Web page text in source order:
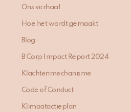
Ons verhaal
Hoe het wordt gemaakt
Blog
B Corp Impact Report 2024
Klachtenmechanisme
Code of Conduct
Klimaatactieplan